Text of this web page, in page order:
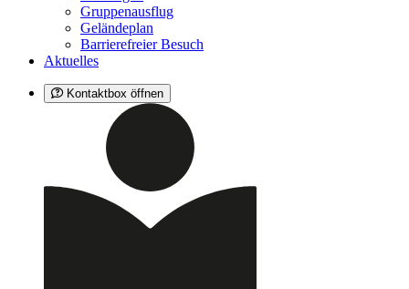
Gruppenausflug
Geländeplan
Barrierefreier Besuch
Aktuelles
Kontaktbox öffnen